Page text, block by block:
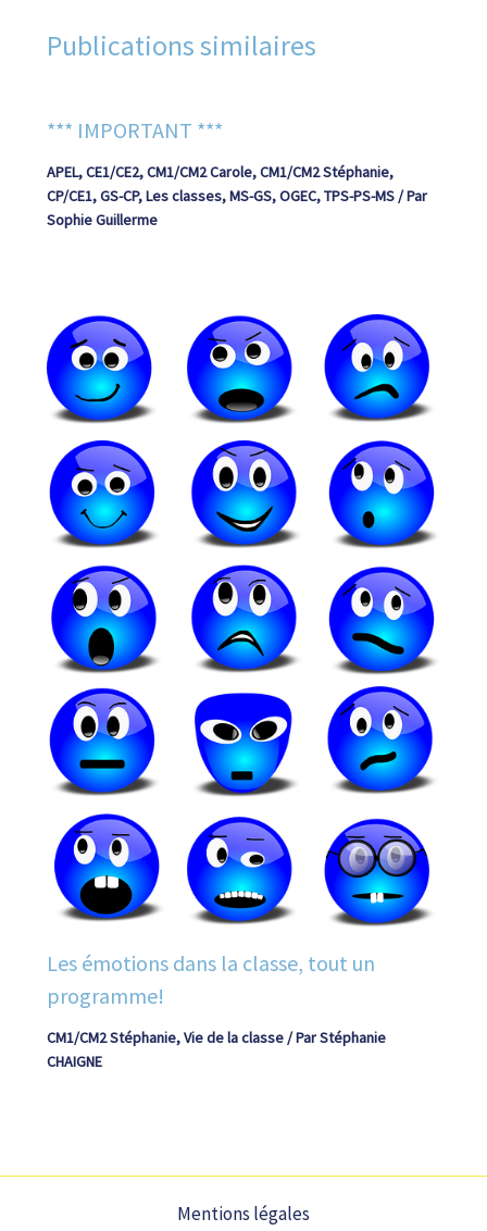
Publications similaires
*** IMPORTANT ***
APEL,CE1/CE2,CM1/CM2 Carole,CM1/CM2 Stéphanie,
CP/CE1,GS-CP,Les classes,MS-GS,OGEC,TPS-PS-MS/ Par
Sophie Guillerme
Les émotions dans la classe, tout un
programme!
CM1/CM2 Stéphanie,Vie de la classe/ ParStéphanie
CHAIGNE
Mentions légales